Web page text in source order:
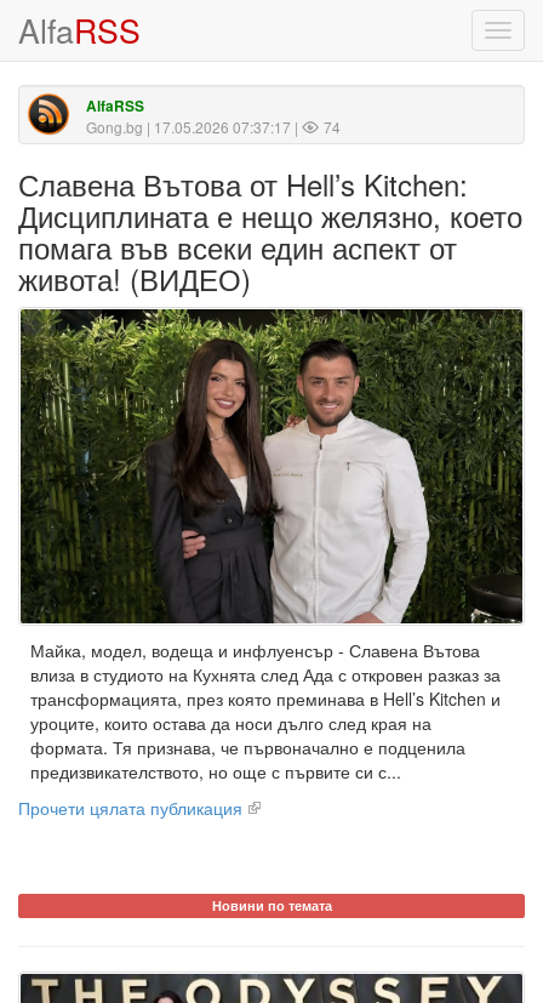
AlfaRSS
AlfaRSS
Gong.bg | 17.05.2026 07:37:17 | 74
Славена Вътова от Hell’s Kitchen:
Дисциплината е нещо желязно, което
помага във всеки един аспект от
живота! (ВИДЕО)
Майка, модел, водеща и инфлуенсър - Славена Вътова
влиза в студиото на Кухнята след Ада с откровен разказ за
трансформацията, през която преминава в Hell’s Kitchen и
уроците, които остава да носи дълго след края на
формата. Тя признава, че първоначално е подценила
предизвикателството, но още с първите си с...
Прочети цялата публикация
Новини по темата